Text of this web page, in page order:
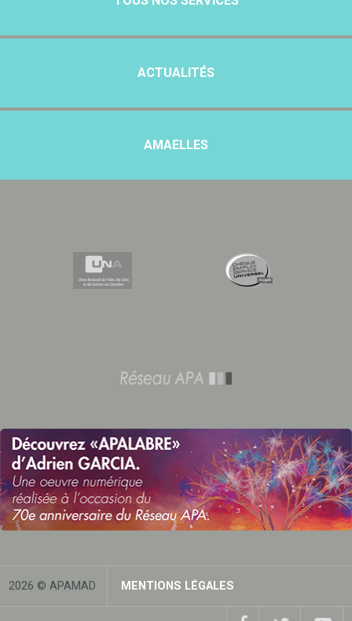
ACTUALITÉS
AMAELLES
2026 © APAMAD MENTIONS LÉGALES